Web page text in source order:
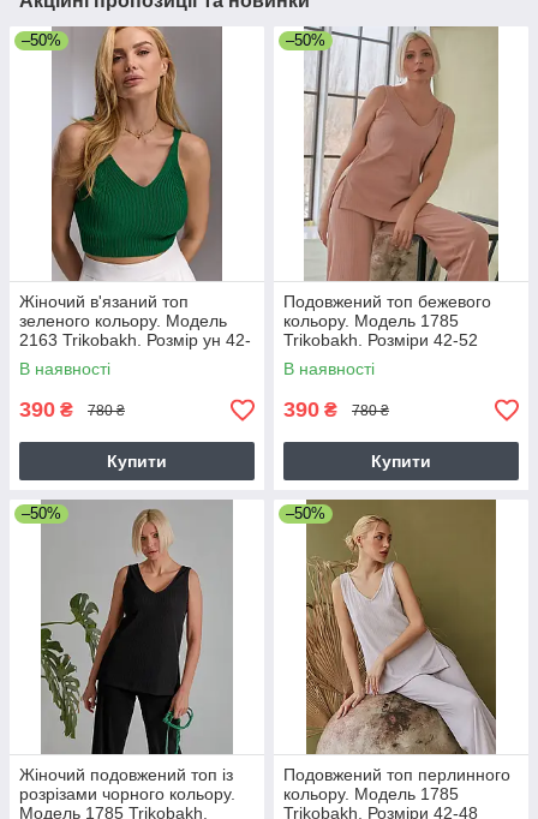
–50%
Жіночий в'язаний топ
зеленого кольору. Модель
2163 Trikobakh. Розмір ун 42-
46
В наявності
390 ₴ 780 ₴
Купити
–50%
Подовжений топ бежевого
кольору. Модель 1785
Trikobakh. Розміри 42-52
В наявності
390 ₴ 780 ₴
Купити
–50%
Жіночий подовжений топ із
розрізами чорного кольору.
Модель 1785 Trikobakh.
–50%
Подовжений топ перлинного
кольору. Модель 1785
Trikobakh. Розміри 42-48